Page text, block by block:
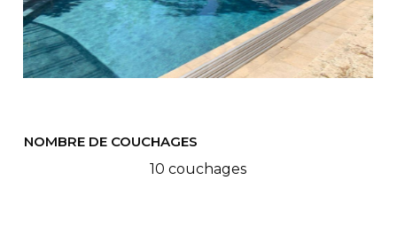
NOMBRE DE COUCHAGES
10 couchages